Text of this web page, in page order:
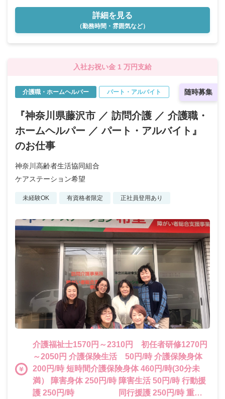
詳細を見る
（勤務時間・雰囲気など）
入社お祝い金 1 万円支給
随時募集
介護職・ホームヘルパー パート・アルバイト
『神奈川県藤沢市 ／ 訪問介護 ／ 介護職・
ホームヘルパー ／ パート・アルバイト』
のお仕事
神奈川高齢者生活協同組合
ケアステーション希望
未経験OK 有資格者限定 正社員登用あり
介護福祉士1570円～2310円 初任者研修1270円
～2050円 介護保険生活 50円/時 介護保険身体
200円/時 短時間介護保険身体 460円/時(30分未
満） 障害身体 250円/時 障害生活 50円/時 行動援
護 250円/時 同行援護 250円/時 重度